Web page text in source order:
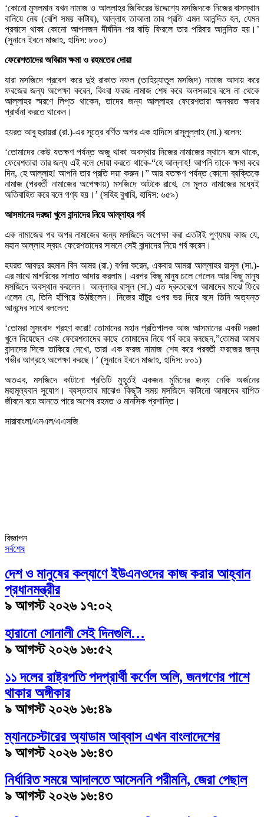
‘কোনো মুসলমান যখন নামাজ ও আল্লাহর জিকিরের উদ্দেশ্যে মসজিদকে নিজের বাসস্থান
বানিয়ে নেয় (বেশি সময় কাটায়), আল্লাহ তাআলা তার প্রতি এমন আনন্দিত হন, যেমন
প্রবাসে থাকা কোনো আপনজন দীর্ঘদিন পর বাড়ি ফিরলে তার পরিবার আনন্দিত হয়।’
(সুনানে ইবনে মাজাহ, হাদিস: ৮০০)
ফেরেশতাদের অবিরাম ক্ষমা ও রহমতের দোয়া
যারা মসজিদে প্রবেশ করে দুই রাকাত নফল (তাহিয়্যাতুল মসজিদ) নামাজ আদায় করে
ফরজের জন্য অপেক্ষা করেন, কিংবা ফরজ নামাজ শেষ করে অলসভাবে বসে না থেকে
আল্লাহর স্মরণে লিপ্ত থাকেন, তাদের জন্য আল্লাহর ফেরেশতারা অনবরত ক্ষমার
প্রার্থনা করতে থাকেন।
হযরত আবু হুরায়রা (রা.)-এর সূত্রে বর্ণিত অপর এক হাদিসে রাসূলুল্লাহ (সা.) বলেন:
‘তোমাদের কেউ যতক্ষণ পর্যন্ত অজু থাকা অবস্থায় নিজের নামাজের স্থানে বসে থাকে,
ফেরেশতারা তার জন্য এই বলে দোয়া করতে থাকে-“হে আল্লাহ! আপনি তাকে ক্ষমা করে
দিন, হে আল্লাহ! আপনি তার প্রতি দয়া করুন।” আর যতক্ষণ পর্যন্ত কোনো ব্যক্তিকে
নামাজ (পরবর্তী নামাজের অপেক্ষায়) মসজিদে আটকে রাখে, সে মূলত নামাজের মধ্যেই
অতিবাহিত করে বলে গণ্য হয়।’ (সহিহ বুখারি, হাদিস: ৬৫৯)
আসমানের দরজা খুলে বান্দাদের নিয়ে আল্লাহর গর্ব
এক নামাজের পর অপর নামাজের জন্য মসজিদে অপেক্ষা করা এতটাই পুণ্যময় কাজ যে,
মহান আল্লাহ স্বয়ং ফেরেশতাদের সামনে সেই বান্দাদের নিয়ে গর্ব করেন।
হযরত আবদুর রহমান বিন আমর (রা.) বর্ণনা করেন, একবার আমরা আল্লাহর রাসূল (সা.)-
এর সাথে মাগরিবের সালাত আদায় করলাম। এরপর কিছু মানুষ চলে গেলেন আর কিছু মানুষ
মসজিদে অবস্থান করলেন। আল্লাহর রাসূল (সা.) এত দ্রুতবেগে আমাদের মাঝে ফিরে
এলেন যে, তিনি হাঁপিয়ে উঠছিলেন। নিজের হাঁটুর ওপর ভর দিয়ে বসে তিনি অত্যন্ত
আনন্দের সাথে বললেন:
‘তোমরা সুসংবাদ গ্রহণ করো! তোমাদের মহান প্রতিপালক আজ আসমানের একটি দরজা
খুলে দিয়েছেন এবং ফেরেশতাদের কাছে তোমাদের নিয়ে গর্ব করে বলছেন,”তোমরা আমার
বান্দাদের দিকে তাকিয়ে দেখো, তারা এক ফরজ নামাজ শেষ করে পরবর্তী ফরজের জন্য
গভীর আগ্রহে অপেক্ষা করছে।’ (সুনানে ইবনে মাজাহ, হাদিস: ৮০১)
অতএব, মসজিদে কাটানো প্রতিটি মুহূর্তই একজন মুমিনের জন্য নেকি অর্জনের
মহামূল্যবান সুযোগ। ব্যস্ততার মাঝেও কিছুটা সময় মসজিদে কাটানো আমাদের যাপিত
জীবনে বয়ে আনতে পারে অশেষ রহমত ও মানসিক প্রশান্তি।
সারাবাংলা/এনএল/এএসজি
বিজ্ঞাপন
সর্বশেষ
দেশ ও মানুষের কল্যাণে ইউএনওদের কাজ করার আহ্বান
প্রধানমন্ত্রীর
৯ আগস্ট ২০২৬ ১৭:০২
হারানো সোনালী সেই দিনগুলি…
৯ আগস্ট ২০২৬ ১৬:৫২
১১ দলের রাষ্ট্রপতি পদপ্রার্থী কর্ণেল অলি, জনগণের পাশে
থাকার অঙ্গীকার
৯ আগস্ট ২০২৬ ১৬:৪৯
ম্যানচেস্টারের অ্যাডাম আব্বাস এখন বাংলাদেশের
৯ আগস্ট ২০২৬ ১৬:৪৩
নির্ধারিত সময়ে আদালতে আসেননি পরীমনি, জেরা পেছাল
৯ আগস্ট ২০২৬ ১৬:৪৩